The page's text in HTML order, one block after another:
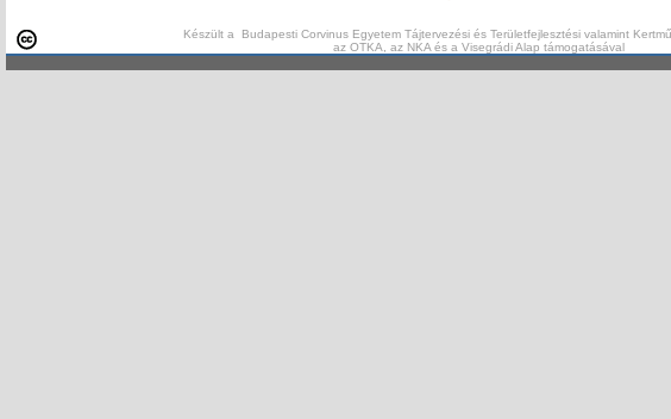
Készült a Budapesti Corvinus Egyetem Tájtervezési és Területfejlesztési valamint
az OTKA, az NKA és a Visegrádi Alap támogatásával